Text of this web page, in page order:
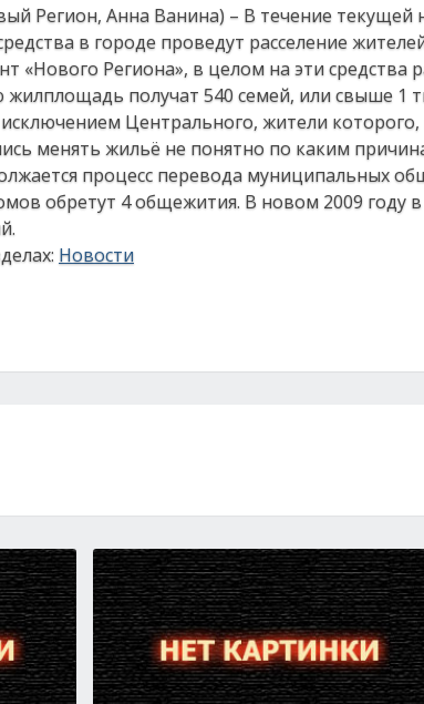
Регион, Анна Ванина) – В течение текущей
в городе проведут расселение
«Нового Региона», в целом на эти средства
получат 540 семей, или свыше 1
Центрального, жители
менять жильё не понятно по каким
процесс перевода муниципальных
обретут 4 общежития. В новом 2009 году
Новости